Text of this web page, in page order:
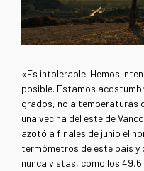
«Es intolerable. Hemos
posible. Estamos
grados, no a temperaturas
una vecina del este de
azotó a finales de junio el
termómetros de este país
nunca vistas, como los